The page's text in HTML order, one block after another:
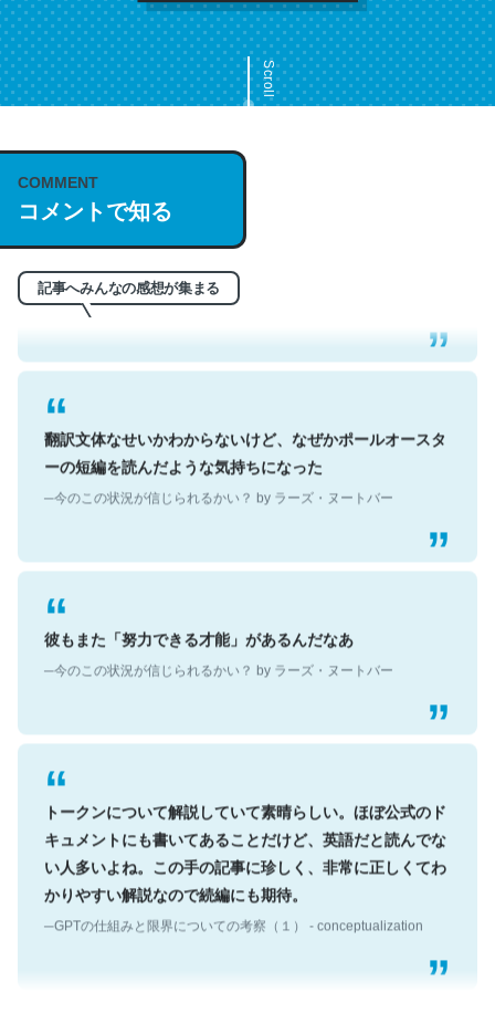
Scroll
COMMENT
コメントで知る
記事へみんなの感想が集まる
これは名文。彼はとてもクレバーなんだろうなと凄く思
─今のこの状況が信じられるかい？ by ラーズ・ヌートバー
翻訳文体なせいかわからないけど、なぜかポールオースタ
ーの短編を読んだような気持ちになった
─今のこの状況が信じられるかい？ by ラーズ・ヌートバー
彼もまた「努力できる才能」があるんだなあ
─今のこの状況が信じられるかい？ by ラーズ・ヌートバー
トークンについて解説していて素晴らしい。ほぼ公式のド
キュメントにも書いてあることだけど、英語だと読んでな
い人多いよね。この手の記事に珍しく、非常に正しくてわ
かりやすい解説なので続編にも期待。
─GPTの仕組みと限界についての考察（１） - conceptualization